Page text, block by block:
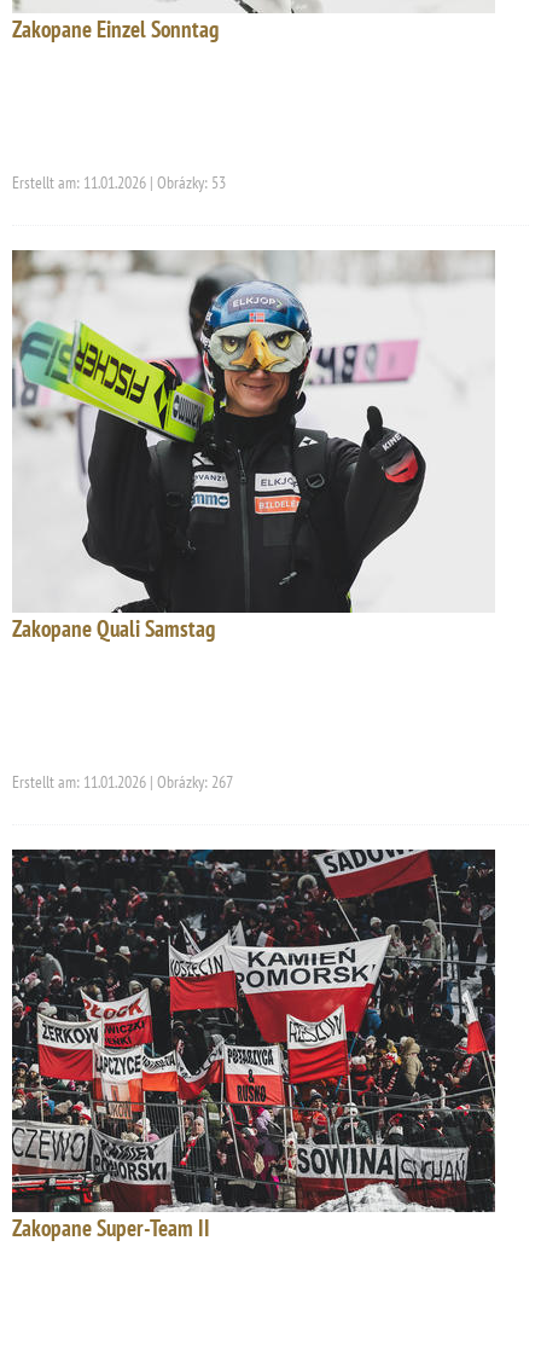
Zakopane Einzel Sonntag
Erstellt am: 11.01.2026 | Obrázky: 53
Zakopane Quali Samstag
Erstellt am: 11.01.2026 | Obrázky: 267
Zakopane Super-Team II